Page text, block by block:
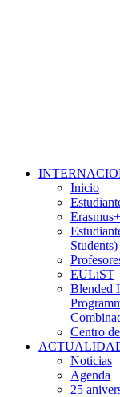
Inicio
Students)
EULiST
Blended
Centro
Noticias
Agenda
25